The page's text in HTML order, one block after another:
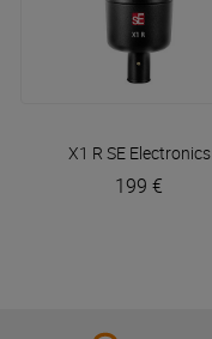
X1 R SE Electronics
199 €